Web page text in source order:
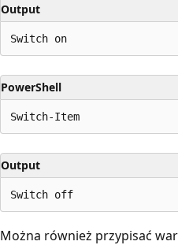
Output
PowerShell
Output
Można również przypisać